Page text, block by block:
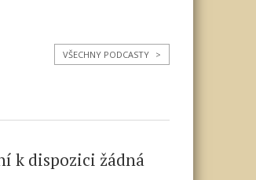
VŠECHNY PODCASTY >
k dispozici žádná